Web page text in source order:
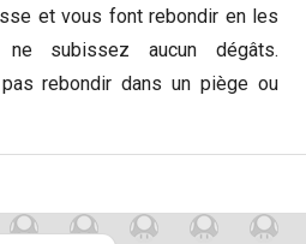
et vous font rebondir en les
subissez aucun dégâts.
rebondir dans un piège ou